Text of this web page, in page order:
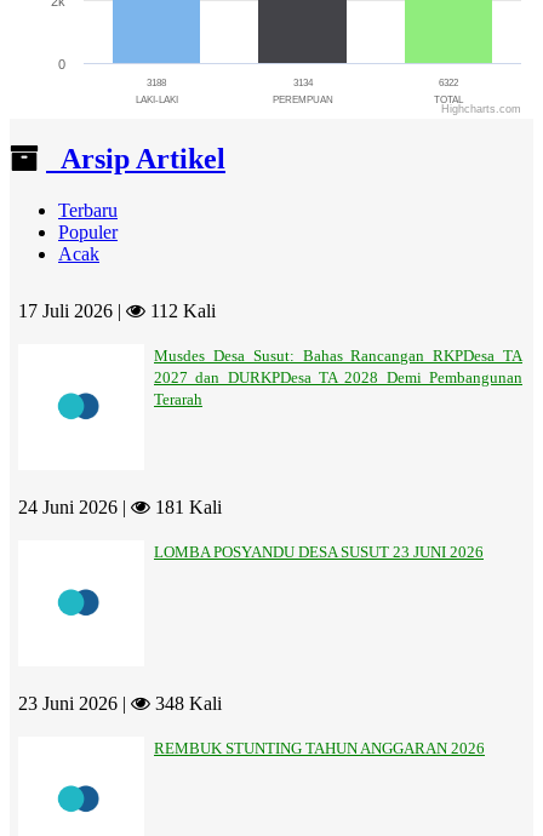
3188
LAKI-LAKI
3134
PEREMPUAN
6322
TOTAL
0
Highcharts.com
Arsip Artikel
Terbaru
Populer
Acak
17 Juli 2026 | 112 Kali
Musdes Desa Susut: Bahas Rancangan RKPDesa TA
2027 dan DURKPDesa TA 2028 Demi Pembangunan
Terarah
24 Juni 2026 | 181 Kali
LOMBA POSYANDU DESA SUSUT 23 JUNI 2026
23 Juni 2026 | 348 Kali
REMBUK STUNTING TAHUN ANGGARAN 2026